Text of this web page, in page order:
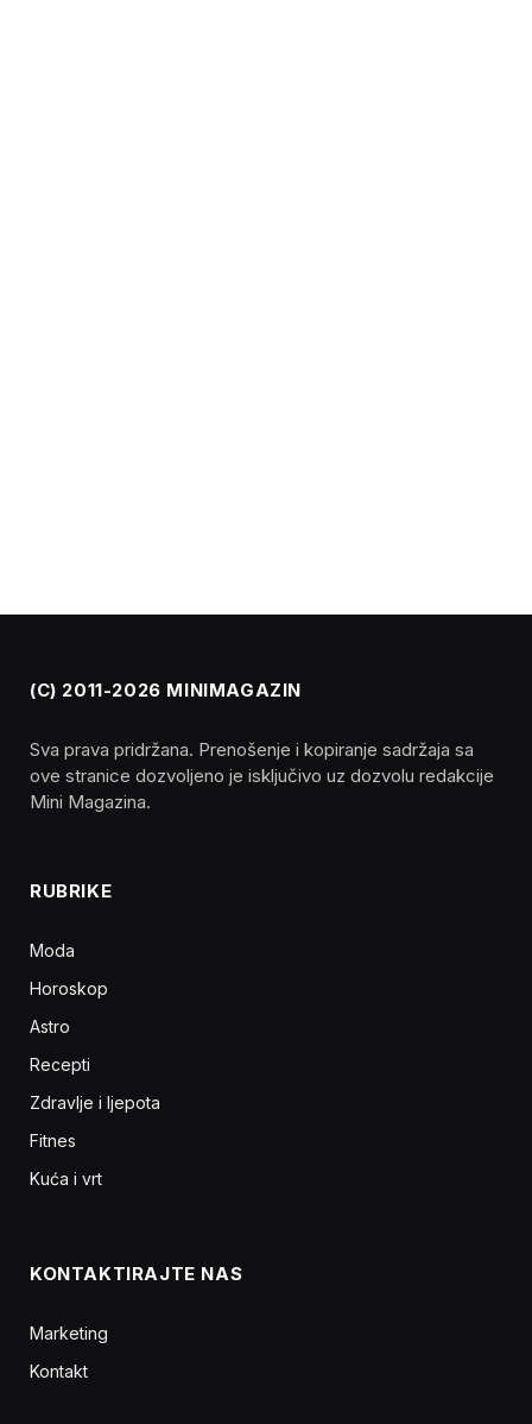
(C) 2011-2026 MINIMAGAZIN
Sva prava pridržana. Prenošenje i kopiranje sadržaja sa
ove stranice dozvoljeno je isključivo uz dozvolu redakcije
Mini Magazina.
RUBRIKE
Moda
Horoskop
Astro
Recepti
Zdravlje i ljepota
Fitnes
Kuća i vrt
KONTAKTIRAJTE NAS
Marketing
Kontakt